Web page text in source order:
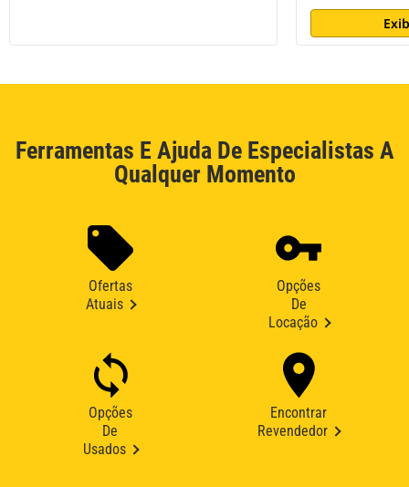
Ferramentas E Ajuda De Especialistas A
Qualquer Momento
Ofertas
Atuais
Opções
De
Locação
Opções
De
Usados
Encontrar
Revendedor